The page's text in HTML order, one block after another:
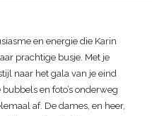
en energie die Karin
prachtige busje. Met je
naar het gala van je eind
en foto’s onderweg
af. De dames, en heer,